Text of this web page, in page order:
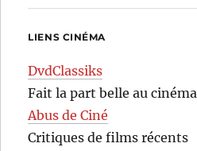
LIENS CINÉMA
DvdClassiks
Fait la part belle au
Abus de Ciné
Critiques de films récents